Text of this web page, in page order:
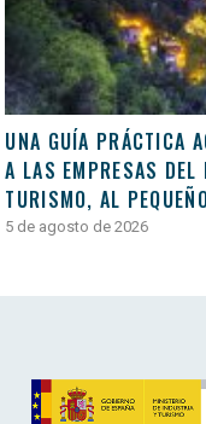
UNA GUÍA PRÁCTICA
A LAS EMPRESAS DEL
TURISMO, AL
5 de agosto de 2026